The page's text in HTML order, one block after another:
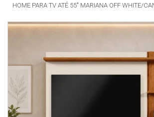
HOME PARA TV ATÉ 55" MARIANA OFF WHITE/